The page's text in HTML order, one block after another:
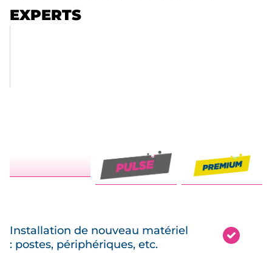
EXPERTS
Installation de nouveau matériel
: postes, périphériques, etc.